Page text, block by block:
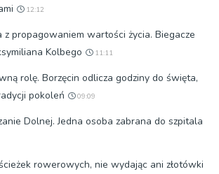
12:12
z propagowaniem wartości życia. Biegacze
Kolbego
11:11
rolę. Borzęcin odlicza godziny do święta,
pokoleń
09:09
Dolnej. Jedna osoba zabrana do szpitala
rowerowych, nie wydając ani złotówki